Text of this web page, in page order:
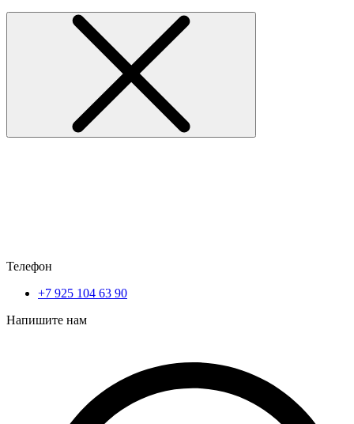
Телефон
+7 925 104 63 90
Напишите нам